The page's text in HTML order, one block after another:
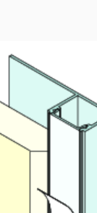
(2000 mm)
mit opaler
Strips mit max. Breite 14
Strips. Für Plattendicke 12,5